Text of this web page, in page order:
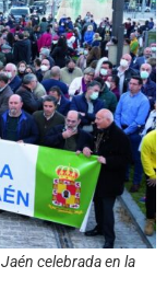
celebrada en la